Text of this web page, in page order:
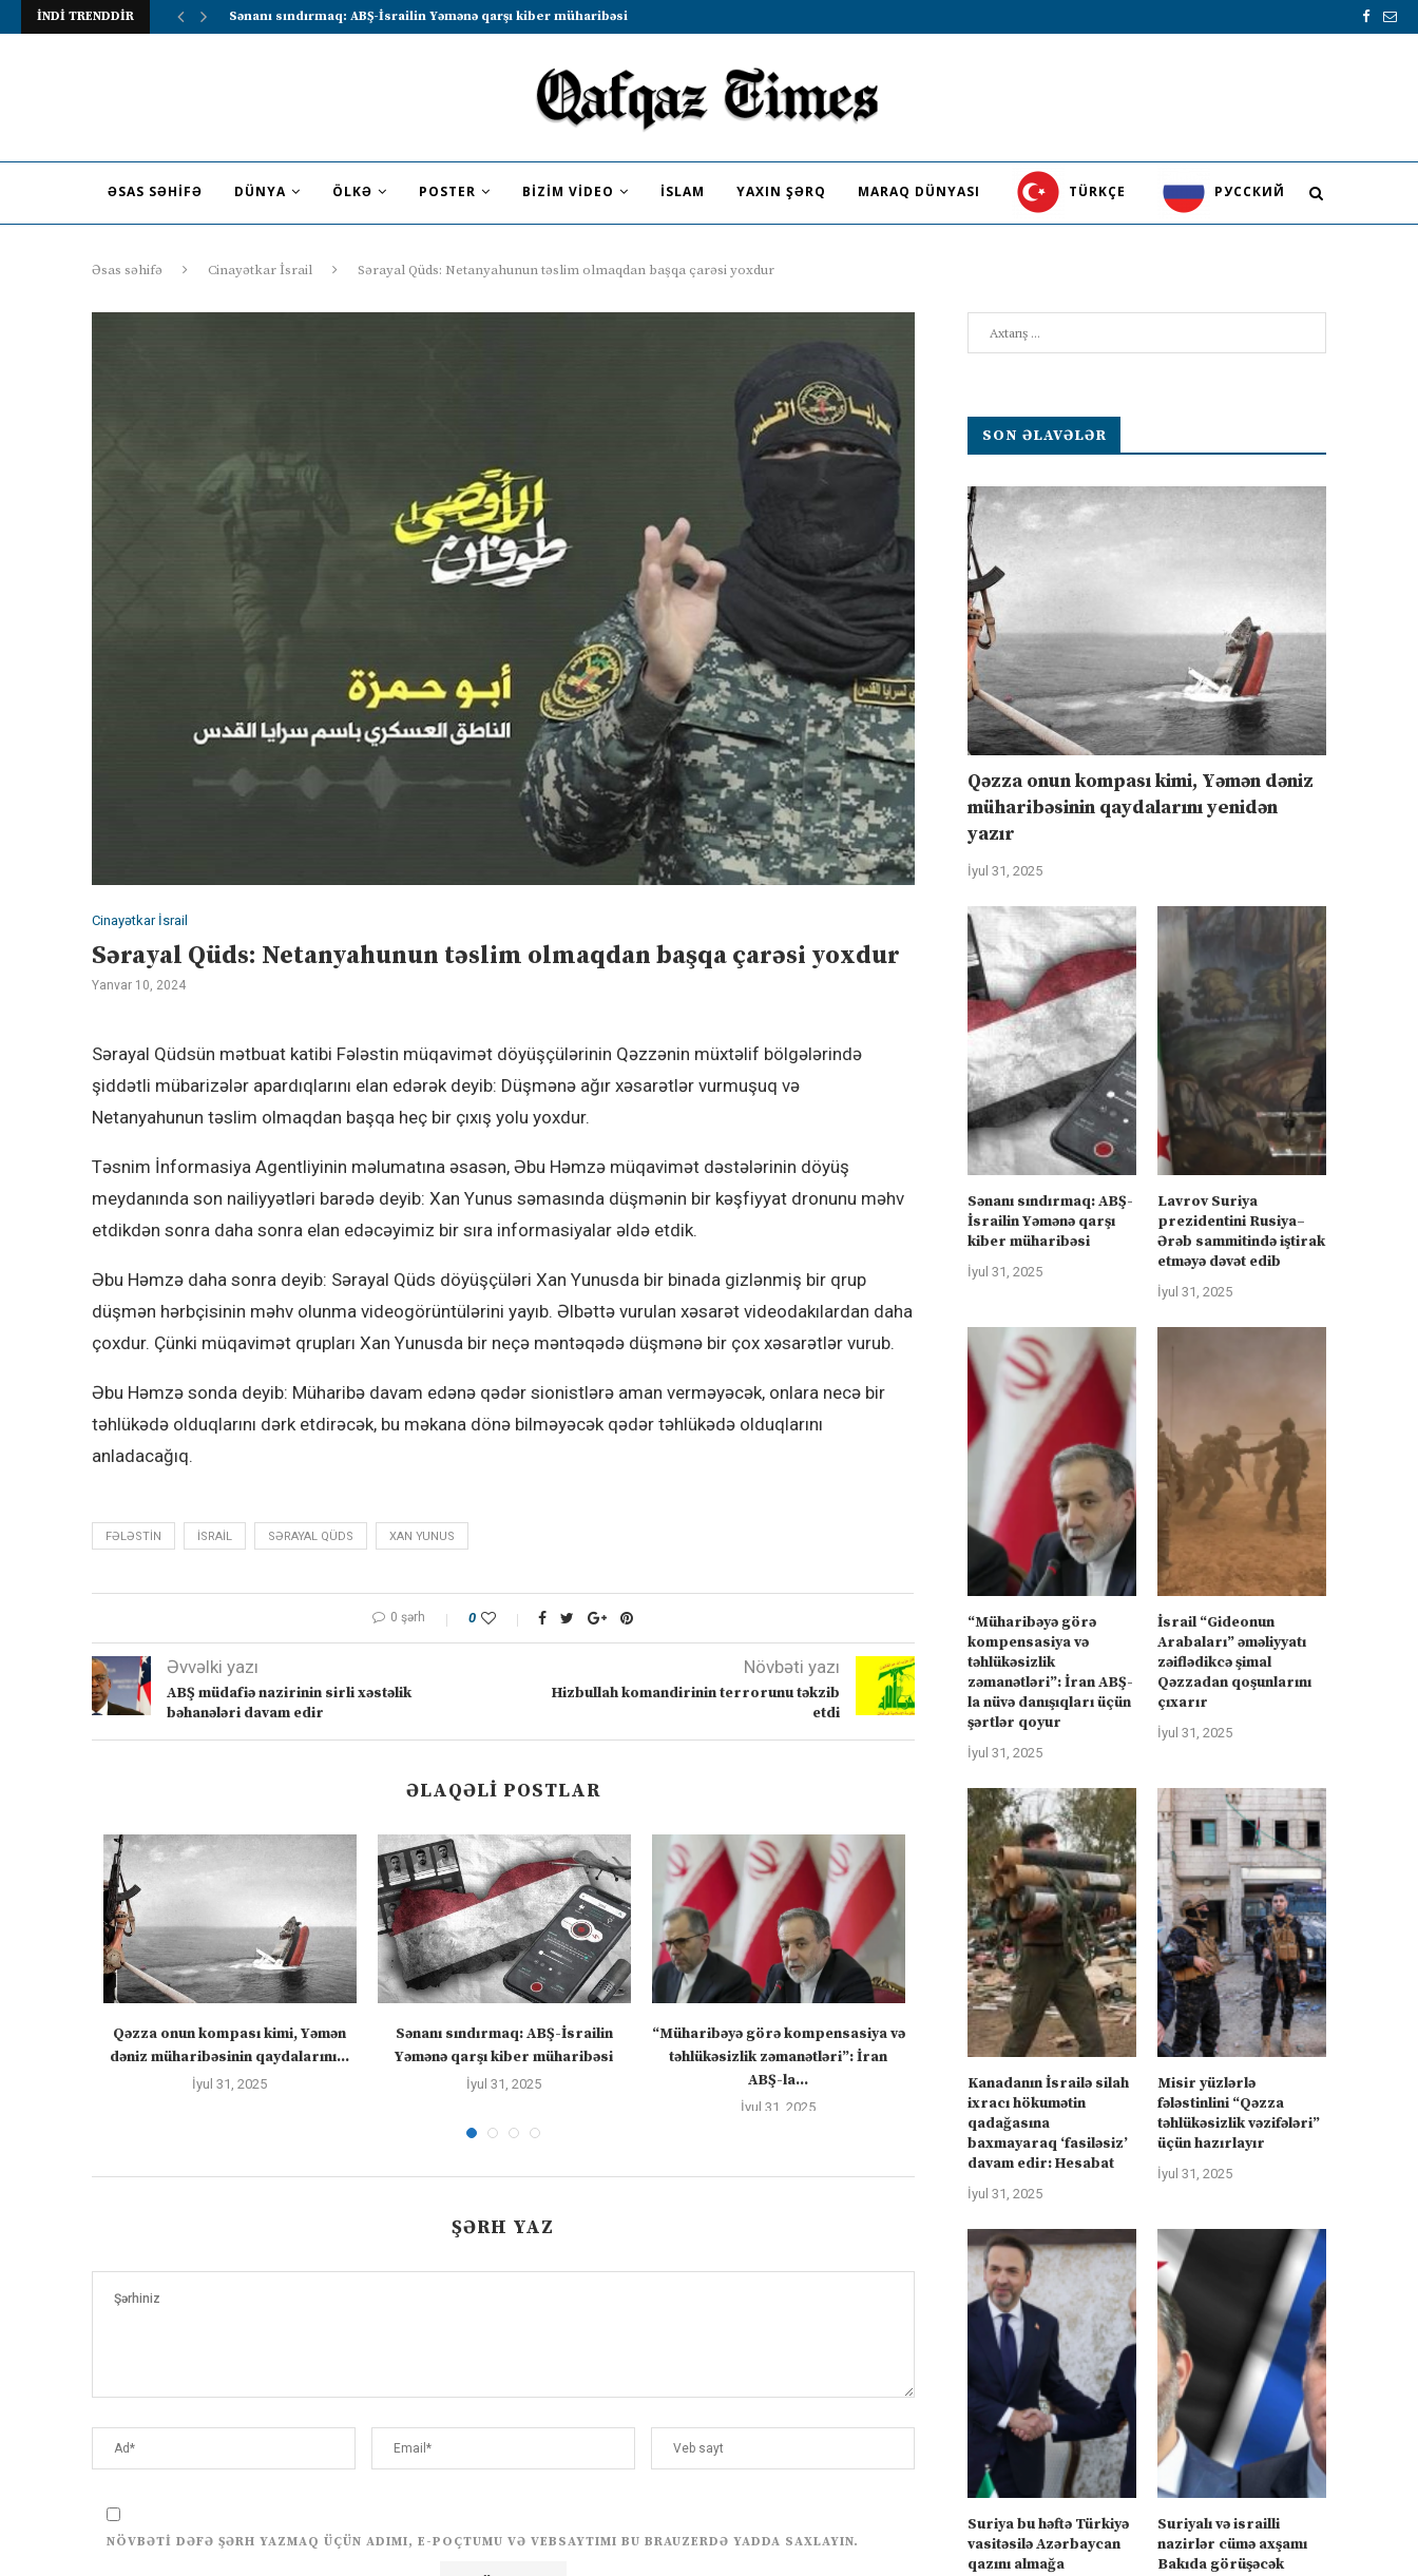
İNDİ TRENDDİR Lavrov Suriya prezidentini Rusiya–Ərəb sammitində iştirak etməyə dəvət...
ƏSAS SƏHIFƏ DÜNYA ÖLKƏ POSTER BIZIM VIDEO İSLAM YAXIN ŞƏRQ MARAQ DÜNYASI TÜRKÇE PУССКИЙ
Əsas səhifə Cinayətkar İsrail Sərayal Qüds: Netanyahunun təslim olmaqdan başqa çarəsi yoxdur
Cinayətkar İsrail
Sərayal Qüds: Netanyahunun təslim olmaqdan başqa çarəsi yoxdur
Yanvar 10, 2024
Sərayal Qüdsün mətbuat katibi Fələstin müqavimət döyüşçülərinin Qəzzənin müxtəlif bölgələrində
şiddətli mübarizələr apardıqlarını elan edərək deyib: Düşmənə ağır xəsarətlər vurmuşuq və
Netanyahunun təslim olmaqdan başqa heç bir çıxış yolu yoxdur.
Təsnim İnformasiya Agentliyinin məlumatına əsasən, Əbu Həmzə müqavimət dəstələrinin döyüş
meydanında son nailiyyətləri barədə deyib: Xan Yunus səmasında düşmənin bir kəşfiyyat dronunu məhv
etdikdən sonra daha sonra elan edəcəyimiz bir sıra informasiyalar əldə etdik.
Əbu Həmzə daha sonra deyib: Sərayal Qüds döyüşçüləri Xan Yunusda bir binada gizlənmiş bir qrup
düşmən hərbçisinin məhv olunma videogörüntülərini yayıb. Əlbəttə vurulan xəsarət videodakılardan daha
çoxdur. Çünki müqavimət qrupları Xan Yunusda bir neçə məntəqədə düşmənə bir çox xəsarətlər vurub.
Əbu Həmzə sonda deyib: Müharibə davam edənə qədər sionistlərə aman verməyəcək, onlara necə bir
təhlükədə olduqlarını dərk etdirəcək, bu məkana dönə bilməyəcək qədər təhlükədə olduqlarını
anladacağıq.
FƏLƏSTIN ISRAIL SƏRAYAL QÜDS XAN YUNUS
0 şərh 0
Əvvəlki yazı
ABŞ müdafiə nazirinin sirli xəstəlik
bəhanələri davam edir
Növbəti yazı
Hizbullah komandirinin terrorunu təkzib
etdi
ƏLAQƏLI POSTLAR
Qəzza onun kompası kimi, Yəmən
dəniz müharibəsinin qaydalarını...
İyul 31, 2025
Sənanı sındırmaq: ABŞ-İsrailin
Yəmənə qarşı kiber müharibəsi
İyul 31, 2025
“Müharibəyə görə kompensasiya və
təhlükəsizlik zəmanətləri”: İran
ABŞ-la...
İyul 31, 2025
İsrail “Gideonun Arabaları”
əməliyyatı zəiflədikcə şimal
Qəzzadan qoşunlarını...
İyul 31, 2025
Kanadanın İsrailə silah
hökumətin qadağasına
ŞƏRH YAZ
NÖVBƏTI DƏFƏ ŞƏRH YAZMAQ ÜÇÜN ADIMI, E-POÇTUMU VƏ VEBSAYTIMI BU BRAUZERDƏ YADDA SAXLAYIN.
SON ƏLAVƏLƏR
Qəzza onun kompası kimi, Yəmən dəniz
müharibəsinin qaydalarını yenidən
yazır
İyul 31, 2025
Sənanı sındırmaq: ABŞ-
İsrailin Yəmənə qarşı
kiber müharibəsi
İyul 31, 2025
Lavrov Suriya
prezidentini Rusiya–
Ərəb sammitində iştirak
etməyə dəvət edib
İyul 31, 2025
“Müharibəyə görə
kompensasiya və
təhlükəsizlik
zəmanətləri”: İran ABŞ-
la nüvə danışıqları üçün
şərtlər qoyur
İyul 31, 2025
İsrail “Gideonun
Arabaları” əməliyyatı
zəiflədikcə şimal
Qəzzadan qoşunlarını
çıxarır
İyul 31, 2025
Kanadanın İsrailə silah
ixracı hökumətin
qadağasına
baxmayaraq ‘fasiləsiz’
davam edir: Hesabat
İyul 31, 2025
Misir yüzlərlə
fələstinlini “Qəzza
təhlükəsizlik vəzifələri”
üçün hazırlayır
İyul 31, 2025
Suriya bu həftə Türkiyə
vasitəsilə Azərbaycan
qazını almağa
Suriyalı və israilli
nazirlər cümə axşamı
Bakıda görüşəcək